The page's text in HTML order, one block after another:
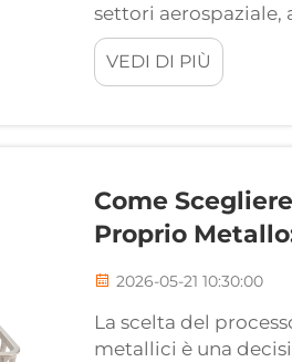
settori
cicli controllati di
componenti
VEDI DI PIÙ
Come
Proprio
2026-05-21 10:30:00
La scelta del
metallici è una